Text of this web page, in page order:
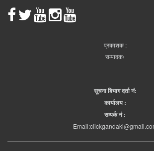
प्रकाशक :
सम्पादकः
सूचना बिभाग दर्ता नं:
कार्यालय :
सम्पर्क नं :